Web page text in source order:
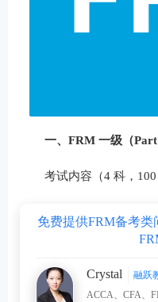
一、FRM 一级（
考试内容（4 科，100
免费提供FRM备考
Crystal
融跃
ACCA、CFA、